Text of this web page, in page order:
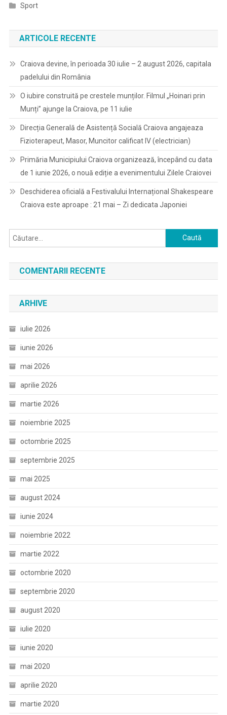
Sport
ARTICOLE RECENTE
Craiova devine, în perioada 30 iulie – 2 august 2026, capitala
padelului din România
O iubire construită pe crestele munților. Filmul „Hoinari prin
Munți” ajunge la Craiova, pe 11 iulie
Direcția Generală de Asistență Socială Craiova angajeaza
Fizioterapeut, Masor, Muncitor calificat IV (electrician)
Primăria Municipiului Craiova organizează, începând cu data
de 1 iunie 2026, o nouă ediție a evenimentului Zilele Craiovei
Deschiderea oficială a Festivalului Internațional Shakespeare
Craiova este aproape : 21 mai – Zi dedicata Japoniei
Caută
după:
COMENTARII RECENTE
ARHIVE
iulie 2026
iunie 2026
mai 2026
aprilie 2026
martie 2026
noiembrie 2025
octombrie 2025
septembrie 2025
mai 2025
august 2024
iunie 2024
noiembrie 2022
martie 2022
octombrie 2020
septembrie 2020
august 2020
iulie 2020
iunie 2020
mai 2020
aprilie 2020
martie 2020